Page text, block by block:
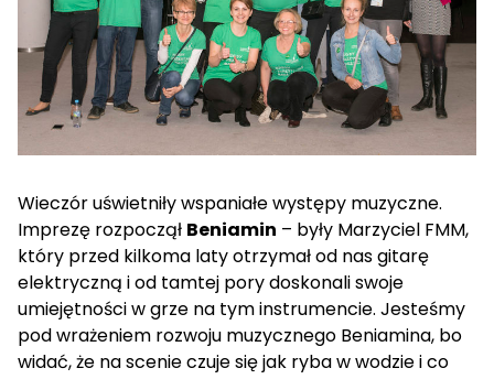
Wieczór uświetniły wspaniałe występy muzyczne.
Imprezę rozpoczął Beniamin – były Marzyciel FMM,
który przed kilkoma laty otrzymał od nas gitarę
elektryczną i od tamtej pory doskonali swoje
umiejętności w grze na tym instrumencie. Jesteśmy
pod wrażeniem rozwoju muzycznego Beniamina, bo
widać, że na scenie czuje się jak ryba w wodzie i co